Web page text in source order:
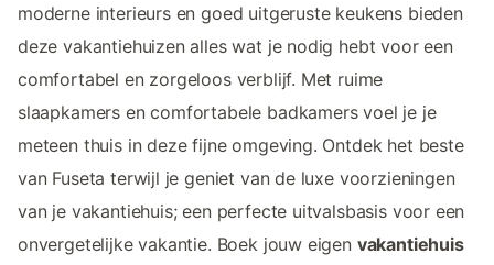
moderne interieurs en goed uitgeruste keukens bieden
deze vakantiehuizen alles wat je nodig hebt voor een
comfortabel en zorgeloos verblijf. Met ruime
slaapkamers en comfortabele badkamers voel je je
meteen thuis in deze fijne omgeving. Ontdek het beste
van Fuseta terwijl je geniet van de luxe voorzieningen
van je vakantiehuis; een perfecte uitvalsbasis voor een
onvergetelijke vakantie. Boek jouw eigen vakantiehuis